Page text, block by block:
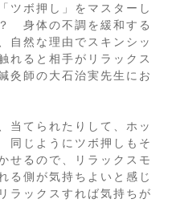
ツボ押し」をマスターし
身体の不調を緩和する
自然な理由でスキンシッ
れると相手がリラックス
灸師の大石治実先生にお
当てられたりして、ホッ
同じようにツボ押しもそ
せるので、リラックスモ
る側が気持ちよいと感じ
ラックスすれば気持ちが